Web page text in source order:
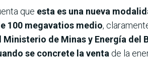
que esta es una nueva
100 megavatios medio,
Ministerio de Minas y Energía del
se concrete la venta de la